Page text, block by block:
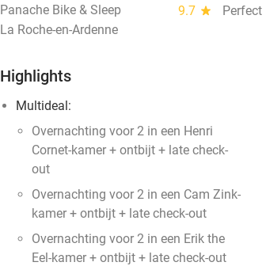
Panache Bike & Sleep 9.7 star
Perfect
La Roche-en-Ardenne
Highlights
Multideal:
Overnachting voor 2 in een Henri
Cornet-kamer + ontbijt + late check-
out
Overnachting voor 2 in een Cam Zink-
kamer + ontbijt + late check-out
Overnachting voor 2 in een Erik the
Eel-kamer + ontbijt + late check-out